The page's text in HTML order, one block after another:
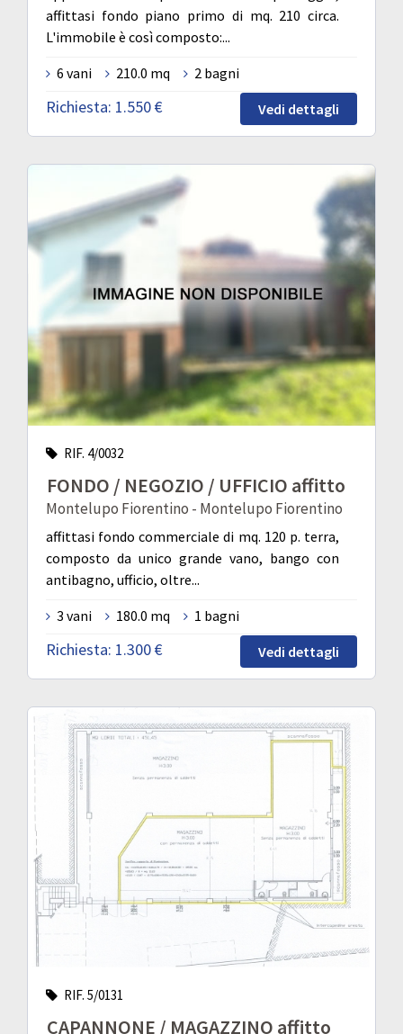
affittasi fondo piano primo di mq. 210 circa.
L'immobile è così composto:...
6 vani
210.0 mq 2 bagni
Richiesta: 1.550 € Vedi dettagli
RIF. 4/0032
FONDO / NEGOZIO / UFFICIO affitto
Montelupo Fiorentino - Montelupo Fiorentino
affittasi fondo commerciale di mq. 120 p. terra,
composto da unico grande vano, bango con
antibagno, ufficio, oltre...
3 vani
180.0 mq 1 bagni
Richiesta: 1.300 € Vedi dettagli
RIF. 5/0131
CAPANNONE / MAGAZZINO affitto